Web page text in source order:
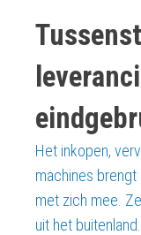
Het inkopen,
machines
met zich mee.
uit het